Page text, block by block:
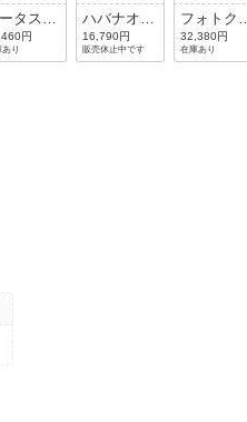
タス/
ーンク
ックG-
円
あり
ハバナオン
トランスペ
アレントラ
16,790円
販売休止中です
フォトク
ミックスト
ライプライ
32,380円
在庫あり